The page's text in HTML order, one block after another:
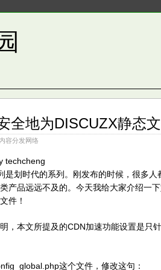
全地为DISCUZX静态
容分发网络
techcheng
是划时代的系列。刚发布的时候，很多
产品远远不及的。今天我给大家介绍一
件！
，本文所提及的CDN加速功能设置是只
这个文件，修改这句：